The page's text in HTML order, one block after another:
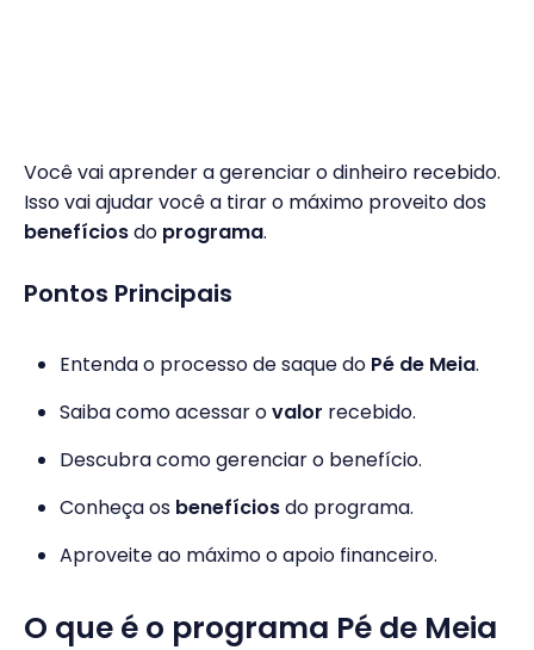
Você vai aprender a gerenciar o dinheiro recebido.
Isso vai ajudar você a tirar o máximo proveito dos
benefíciosdo programa.
Pontos Principais
Entenda o processo de saque do Pé de Meia.
Saiba como acessar ovalor recebido.
Descubra como gerenciar o benefício.
Conheça os benefíciosdo programa.
Aproveite ao máximo o apoio financeiro.
O que é o programa Pé de Meia